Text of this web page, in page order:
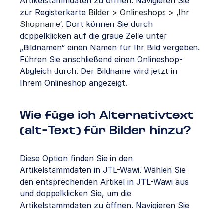
zur Registerkarte Bilder > Onlineshops > ‚Ihr
Shopname‘. Dort können Sie durch
doppelklicken auf die graue Zelle unter
„Bildnamen“ einen Namen für Ihr Bild vergeben.
Führen Sie anschließend einen Onlineshop-
Abgleich durch. Der Bildname wird jetzt in
Ihrem Onlineshop angezeigt.
Wie füge ich Alternativtext
(alt-Text) für Bilder hinzu?
Diese Option finden Sie in den
Artikelstammdaten in JTL-Wawi. Wählen Sie
den entsprechenden Artikel in JTL-Wawi aus
und doppelklicken Sie, um die
Artikelstammdaten zu öffnen. Navigieren Sie